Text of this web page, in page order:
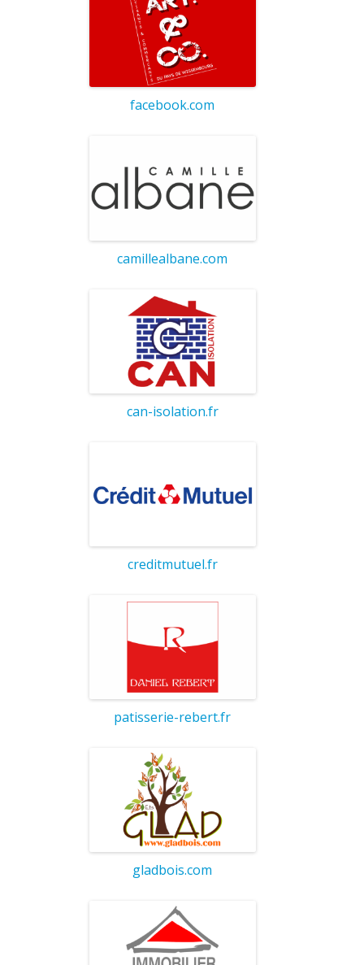
facebook.com
camillealbane.com
can-isolation.fr
creditmutuel.fr
patisserie-rebert.fr
gladbois.com